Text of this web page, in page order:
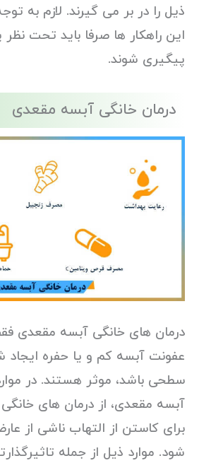
ذیل را در بر می گیرند. لازم به
این راهکار ها صرفا باید تحت
پیگیری شوند.
درمان خانگی آبسه مقعدی
درمان های خانگی آبسه مقعدی
عفونت آبسه کم و یا حفره
سطحی باشد، موثر هستند. در
آبسه مقعدی، از درمان های
برای کاستن از التهاب ناشی از
شود. موارد ذیل از جمله